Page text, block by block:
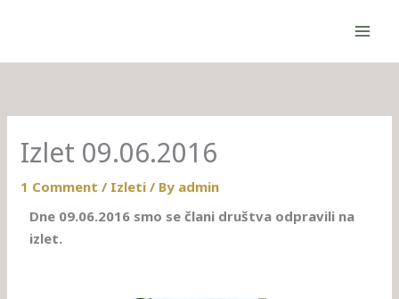
Izlet 09.06.2016
1 Comment / Izleti / By admin
Dne 09.06.2016 smo se člani društva odpravili na
izlet.